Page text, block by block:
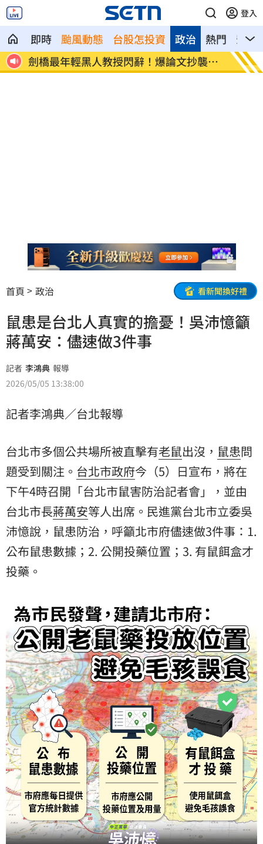
登入
即時 颱風動態 台股怎投資 熱門 影音
政治
多
劍橋最年輕黑人教授閃辭！爆論文抄襲造
假
遊日
首頁 政治 看新聞換好禮
鼠患是台北人真實的擔憂！吳沛憶籲
蔣萬安：儘速做3件事
記者 李鴻典 報導
2026/05/05 13:38:00
記者李鴻典／台北報導
台北市多個公共場所被直擊有老鼠出沒， 鼠患問
題受到關注。 台北市政府今（5）日宣布，將在
下午4時召開「台北市鼠害防治記者會」，並由
台北市長蔣萬安等人出席。民進黨台北市立委吳
沛憶說，鼠患防治，呼籲北市府儘速做3件事：1.
公布鼠患數據；2. 公開投藥位置；3. 有鼠餌盒才
投藥。